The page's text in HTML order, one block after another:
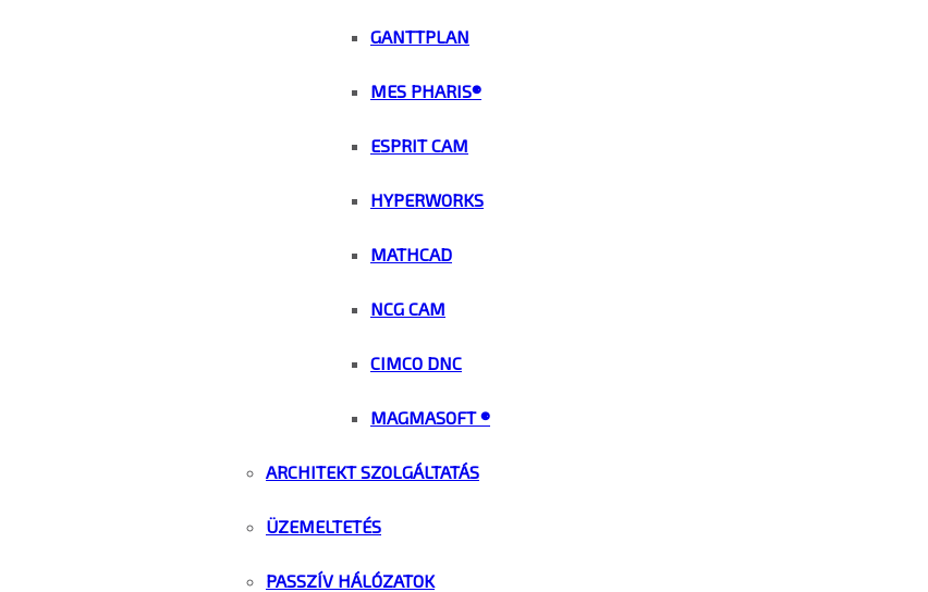
GANTTPLAN
MES PHARIS®
ESPRIT CAM
HYPERWORKS
MATHCAD
NCG CAM
CIMCO DNC
MAGMASOFT ®
ARCHITEKT SZOLGÁLTATÁS
ÜZEMELTETÉS
PASSZÍV HÁLÓZATOK